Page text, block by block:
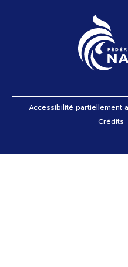
Pied de page
Accessibilité partiellement
Crédits